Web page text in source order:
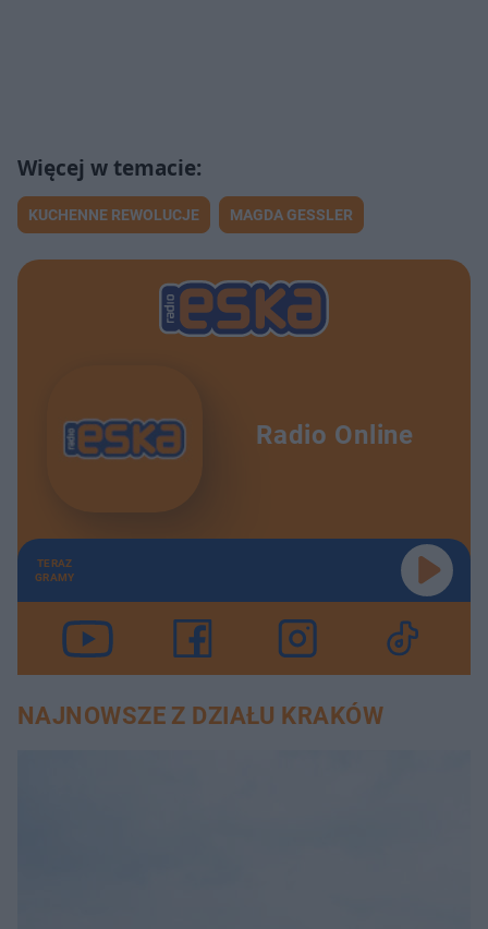
KUCHENNE REWOLUCJE MAGDA GESSLER
Radio Online
TERAZ
GRAMY
NAJNOWSZE Z DZIAŁU KRAKÓW